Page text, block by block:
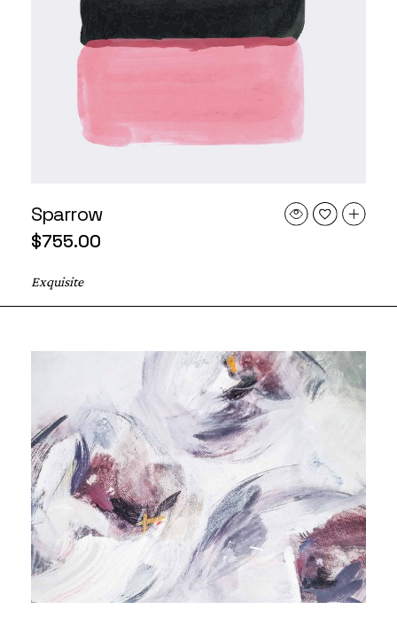
Sparrow
$755.00
Exquisite